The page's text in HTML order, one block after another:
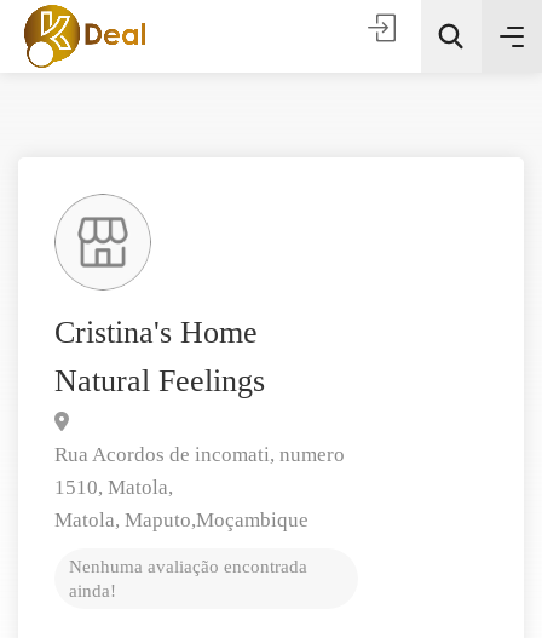
Procura
Cristina's Home
Natural Feelings
Rua Acordos de incomati, numero
1510, Matola,
Matola, Maputo,Moçambique
Nenhuma avaliação encontrada
ainda!